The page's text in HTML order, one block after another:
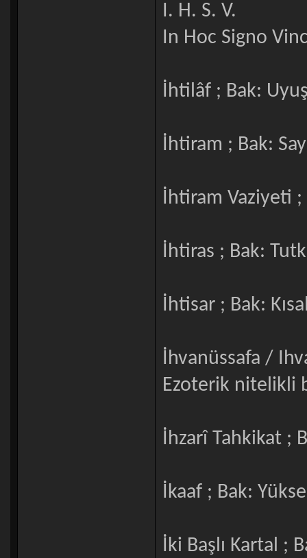
I. H. S. V.
In Hoc Signo
İhtilâf ; Bak:
İhtiram ; Bak:
İhtiram Vaziyeti ;
İhtiras ; Bak:
İhtisar ; Bak:
İhvanüssafa /
Ezoterik nitelikli
İhzarî Tahkikat ;
İkaaf ; Bak:
İki Başlı Kartal ;